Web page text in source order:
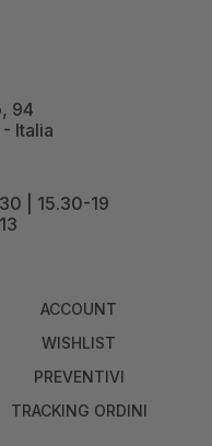
94
Italia
| 15.30-19
ACCOUNT
WISHLIST
PREVENTIVI
TRACKING ORDINI